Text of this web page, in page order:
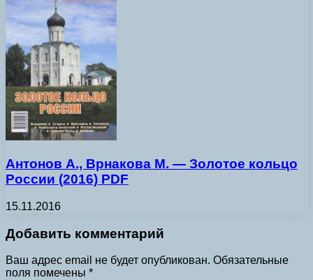
Антонов А., Врнакова М. — Золотое кольцо
России (2016) PDF
15.11.2016
Добавить комментарий
Ваш адрес email не будет опубликован. Обязательные
поля помечены *